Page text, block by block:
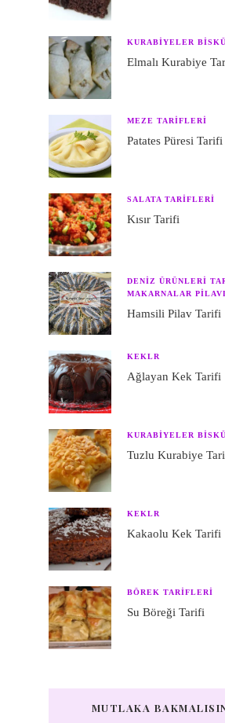
KURABIYELER
Elmalı Kurabiye
MEZE TARIFLERI
Patates Püresi Tarifi
SALATA TARIFLERI
Kısır Tarifi
DENIZ ÜRÜNLERI
MAKARNALAR
Hamsili Pilav Tarifi
KEKLR
Ağlayan Kek Tarifi
KURABIYELER
Tuzlu Kurabiye
KEKLR
Kakaolu Kek Tarifi
BÖREK TARIFLERI
Su Böreği Tarifi
MUTLAKA